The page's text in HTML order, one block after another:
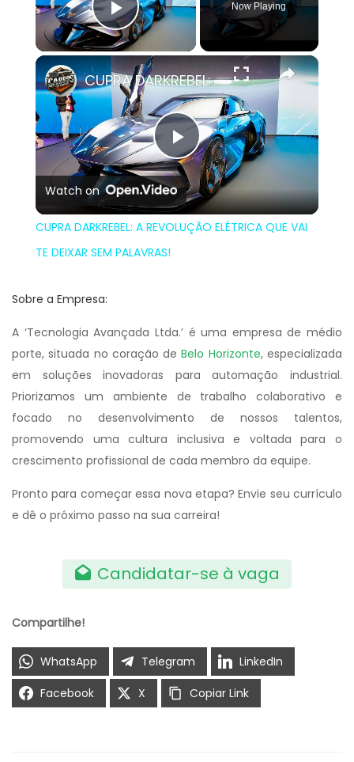
Play Video
Now Playing
×
Play
Video
CUPRA DARKREBEL: A REVOLUÇÃO ELÉTRICA QUE VAI TE DEIXAR SEM PALAVRAS!
Watch on
CUPRA DARKREBEL: A REVOLUÇÃO ELÉTRICA QUE VAI
TE DEIXAR SEM PALAVRAS!
Sobre a Empresa:
A ‘Tecnologia Avançada Ltda.’ é uma empresa de médio
porte, situada no coração deBelo Horizonte, especializada
em soluções inovadoras para automação industrial.
Priorizamos um ambiente de trabalho colaborativo e
focado no desenvolvimento de nossos talentos,
promovendo uma cultura inclusiva e voltada para o
crescimento profissional de cada membro da equipe.
Pronto para começar essa nova etapa? Envie seu currículo
e dê o próximo passo na sua carreira!
Candidatar-se à vaga
Compartilhe!
WhatsApp Telegram
LinkedIn
Facebook
X Copiar Link